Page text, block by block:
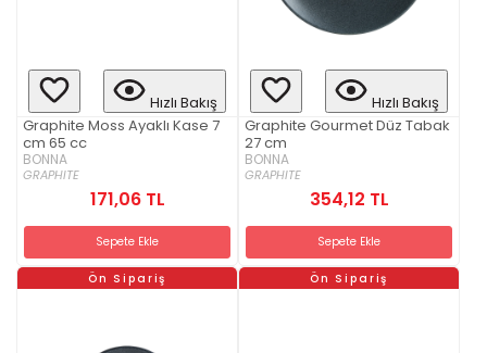
Hızlı Bakış
Graphite Moss Ayaklı Kase 7
cm 65 cc
BONNA
GRAPHITE
171,06 TL
Sepete Ekle
Hızlı Bakış
Graphite Gourmet Düz Tabak
27 cm
BONNA
GRAPHITE
354,12 TL
Sepete Ekle
Ön Sipariş Ön Sipariş